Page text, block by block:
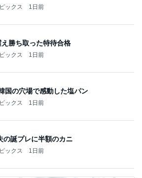
ックス 1日前
勝ち取った特待合格
ックス 1日前
国の穴場で感動した塩パン
ックス 1日前
の誕プレに半額のカニ
ックス 1日前